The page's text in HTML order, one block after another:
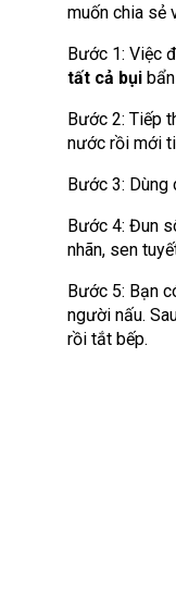
muốn chia sẻ
Bước 1: Việc
tất cả bụi
Bước 2: Tiếp
nước rồi mới
Bước 3: Dùng
Bước 4: Đun
nhãn, sen
Bước 5: Bạn
người nấu.
rồi tắt bếp.